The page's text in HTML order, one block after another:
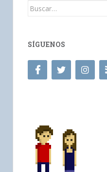
Buscar:
SÍGUENOS